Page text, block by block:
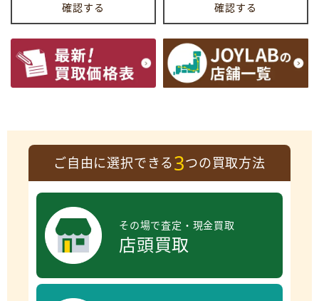
確認する
確認する
ご自由に選択できる3つの買取方法
その場で査定・現金買取
店頭買取